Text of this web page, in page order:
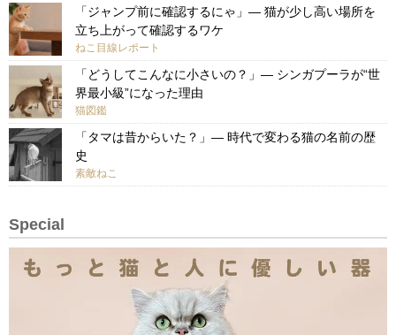
「ジャンプ前に確認するにゃ」— 猫が少し高い場所を
立ち上がって確認するワケ
ねこ目線レポート
「どうしてこんなに小さいの？」— シンガプーラが“世
界最小級”になった理由
猫図鑑
「タマは昔からいた？」— 時代で変わる猫の名前の歴
史
素敵ねこ
Special